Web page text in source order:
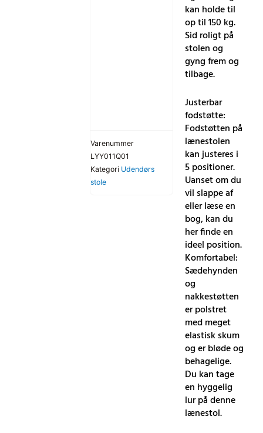
Varenummer
LYY011Q01
Kategori Udendørs
stole
kan holde til
op til 150 kg.
Sid roligt på
stolen og
gyng frem og
tilbage.
Justerbar
fodstøtte:
Fodstøtten på
lænestolen
kan justeres i
5 positioner.
Uanset om du
vil slappe af
eller læse en
bog, kan du
her finde en
ideel position.
Komfortabel:
Sædehynden
og
nakkestøtten
er polstret
med meget
elastisk skum
og er bløde og
behagelige.
Du kan tage
en hyggelig
lur på denne
lænestol.